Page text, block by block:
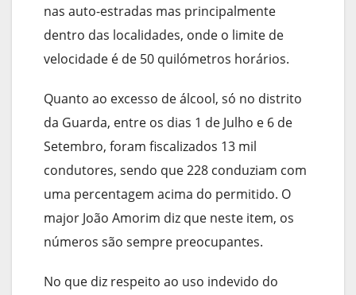
nas auto-estradas mas principalmente
dentro das localidades, onde o limite de
velocidade é de 50 quilómetros horários.
Quanto ao excesso de álcool, só no distrito
da Guarda, entre os dias 1 de Julho e 6 de
Setembro, foram fiscalizados 13 mil
condutores, sendo que 228 conduziam com
uma percentagem acima do permitido. O
major João Amorim diz que neste item, os
números são sempre preocupantes.
No que diz respeito ao uso indevido do